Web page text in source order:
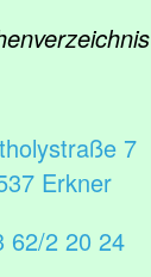
7
Erkner
62/2 20 24